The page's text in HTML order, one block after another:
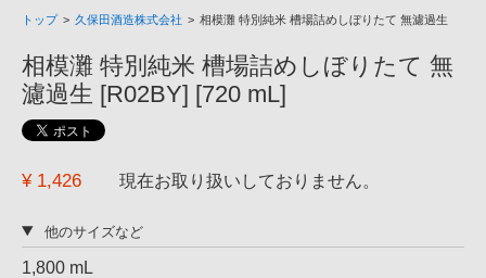
トップ > 久保田酒造株式会社 > 相模灘 特別純米 槽場詰めしぼりたて 無濾過生
相模灘 特別純米 槽場詰めしぼりたて 無
濾過生 [R02BY] [720 mL]
¥ 1,426 現在お取り扱いしておりません。
他のサイズなど
1,800 mL